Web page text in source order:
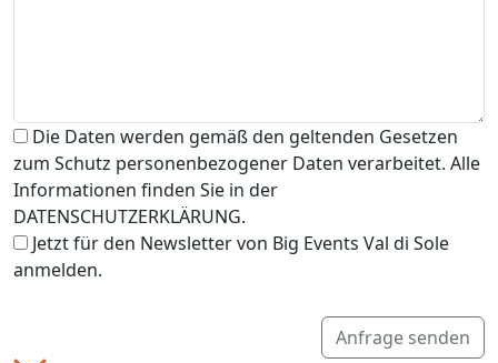
Die Daten werden gemäß den geltenden Gesetzen
zum Schutz personenbezogener Daten verarbeitet. Alle
Informationen finden Sie in der
DATENSCHUTZERKLÄRUNG.
Jetzt für den Newsletter von Big Events Val di Sole
anmelden.
Anfrage senden